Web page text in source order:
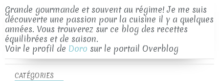
Grande gourmande et souvent au régime! Je me suis
découverte une passion pour la cuisine il y a quelques
années. Vous trouverez sur ce blog des recettes
équilibrées et de saison.
Voir le profil de Doro sur le portail Overblog
CATÉGORIES